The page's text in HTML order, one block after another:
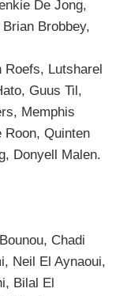
De Jong,
Brobbey,
Lutsharel
Guus Til,
Memphis
Roon, Quinten
Donyell Malen.
Chadi
Neil El Aynaoui,
Bilal El